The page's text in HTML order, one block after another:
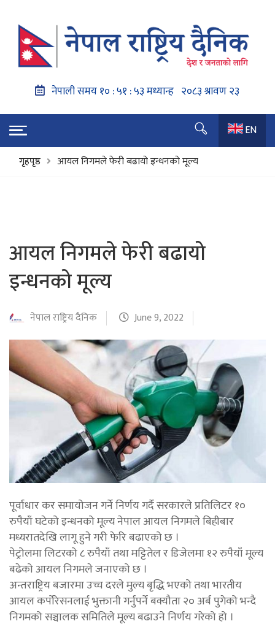
EN
गृहपृष्ठ
आयल निगमले फेरी बढायो इन्धनको मूल्य
आयल निगमले फेरी बढायो
इन्धनको मूल्य
नेपाल राष्ट्रिय दैनिक June 9, 2022
पूर्वाधार कर समायोजन गर्ने निर्णय गर्दै सरकारले प्रतिलिटर १०
रुपैयाँ घटेको इन्धनको मूल्य नेपाल आयल निगमले बिहीबार
मध्यरातदेखि लागू हुने गरी फेरि बढाएको छ ।
पेट्रोलमा लिटरको ८ रुपैयाँ तथा मट्टितेल र डिजेलमा १२ रुपैयाँ मूल्य
बढेको आयल निगमले जनाएको छ ।
अन्तराष्ट्रिय बजारमा उच्च दरले मुल्य बृद्धि भएको तथा भारतीय
आयल कर्पोरेसनलाई भुक्तानी गर्नुपर्ने बक्यौता २० अर्ब पुगेको भन्दै
निगमको सञ्चालक समितिले मूल्य बढाउने निर्णय गरेको हो ।